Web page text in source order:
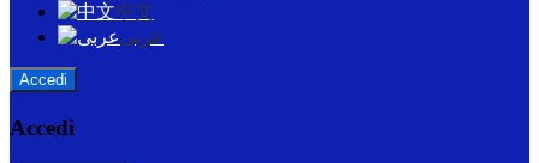
中文
عربى
Accedi
Accedi